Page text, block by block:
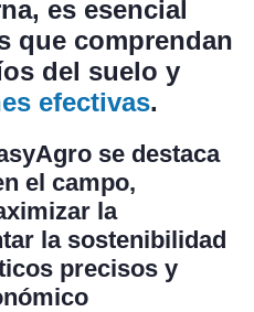
es esencial
que comprendan
del suelo y
efectivas.
se destaca
el campo,
la
la sostenibilidad
precisos y